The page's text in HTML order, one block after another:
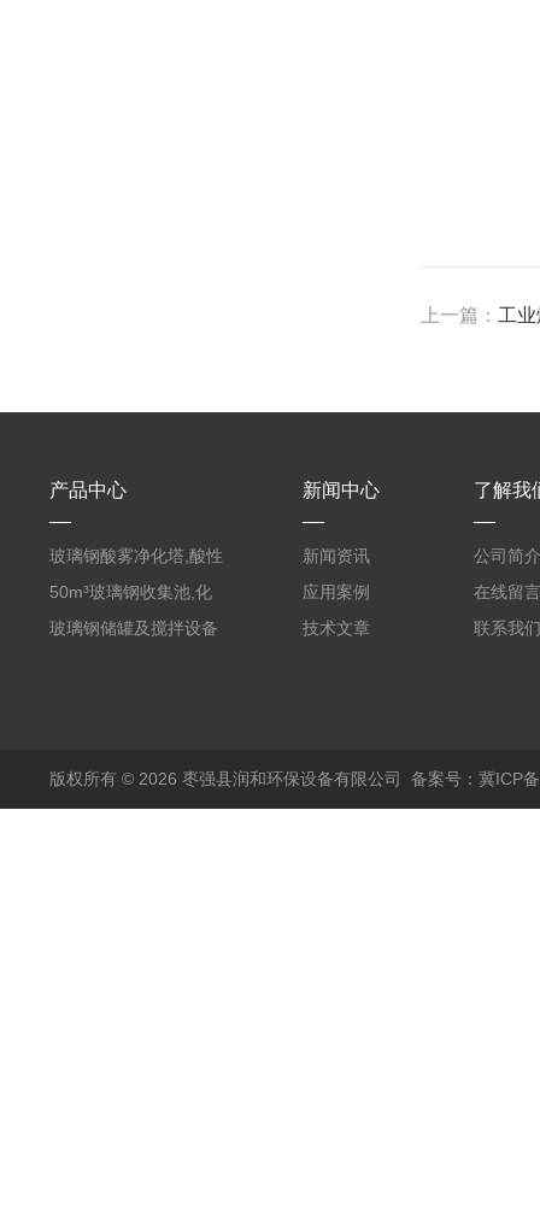
上一篇： 工
产品中心
玻璃钢酸雾净化塔,酸性
废气洗涤塔处理工艺
50m³玻璃钢收集池,化
粪罐
玻璃钢储罐及搅拌设备
新闻中心
新闻资讯
应用案例
技术文章
了解我
公司简介
在线留言
联系我们
版权所有 © 2026 枣强县润和环保设备有限公司 备案号：冀ICP